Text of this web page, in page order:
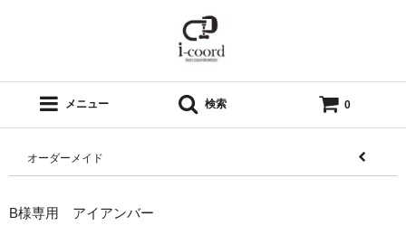
メニュー 検索 0
オーダーメイド
B様専用 アイアンバー